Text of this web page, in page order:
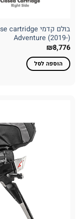
Adventure (2019-)
₪8,776
הוספה לסל